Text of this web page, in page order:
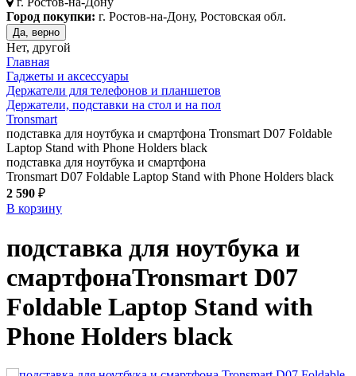
Город покупки: г. Ростов-на-Дону, Ростовская обл.
Да, верно
Нет, другой
Главная
Гаджеты и аксессуары
Держатели для телефонов и планшетов
Держатели, подставки на стол и на пол
Tronsmart
подставка для ноутбука и смартфона Tronsmart D07 Foldable
Laptop Stand with Phone Holders black
подставка для ноутбука и смартфона
Tronsmart D07 Foldable Laptop Stand with Phone Holders black
2 590 ₽
В корзину
подставка для ноутбука и
смартфонаTronsmart D07
Foldable Laptop Stand with
Phone Holders black